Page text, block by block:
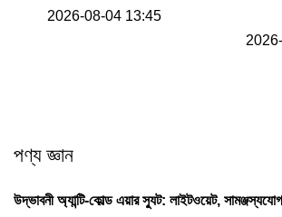
2026-08-04 13:45
পণ্য জ্ঞান
উদ্ভাবনী অ্যান্টি-কোল্ড এয়ার স্যুট: লাইটওয়েট,